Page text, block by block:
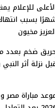
للإعلام
بسبب
مخيون
ضخم بعدد
نزلة أثر
مباراة مصر